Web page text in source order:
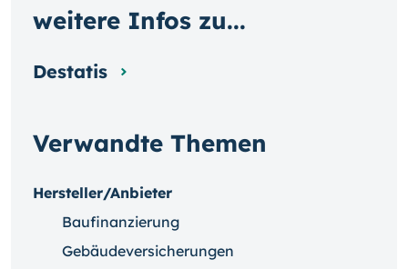
Verwandte Themen
Hersteller/Anbieter
Baufinanzierung
Gebäudeversicherungen
weitere Infos zu...
Destatis